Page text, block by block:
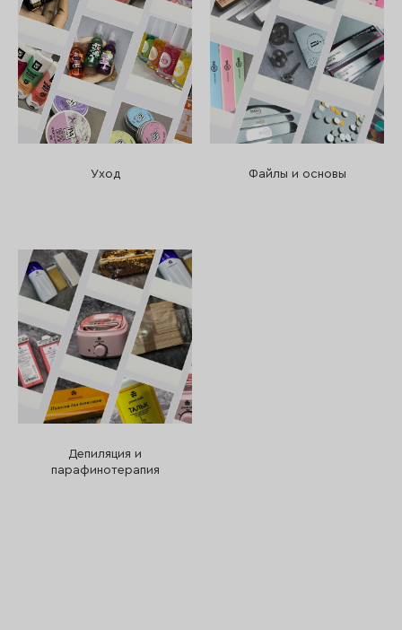
Уход Файлы и основы
Депиляция и
парафинотерапия